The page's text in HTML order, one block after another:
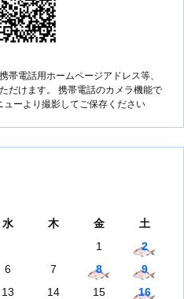
電話用ホームページアドレス等、
だけます。 携帯電話のカメラ機能で
ーより撮影してご保存ください
水 木 金
土
1
2
6 7 8
9
13 14 15
16